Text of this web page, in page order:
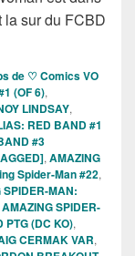
la sur du FCBD
VO de la
de ♡ Comics VO
(OF 6),
LINDSAY,
RED BAND #1
#3
, AMAZING
Spider-Man #22,
MAN:
AMAZING SPIDER-
PTG (DC KO),
CERMAK VAR,